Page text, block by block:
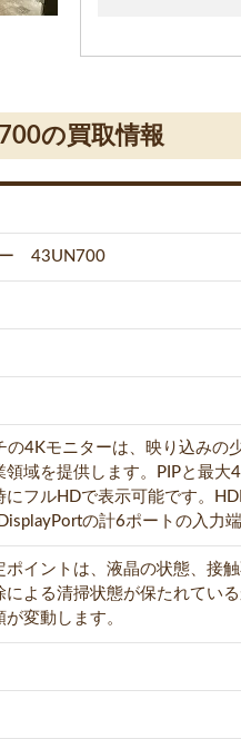
の買取情報
43UN700
の4Kモニターは、映り込みの
領域を提供します。PIPと最
にフルHDで表示可能です。
の計6ポートの入力
ポイントは、液晶の状態、接
による清掃状態が保たれてい
変動します。